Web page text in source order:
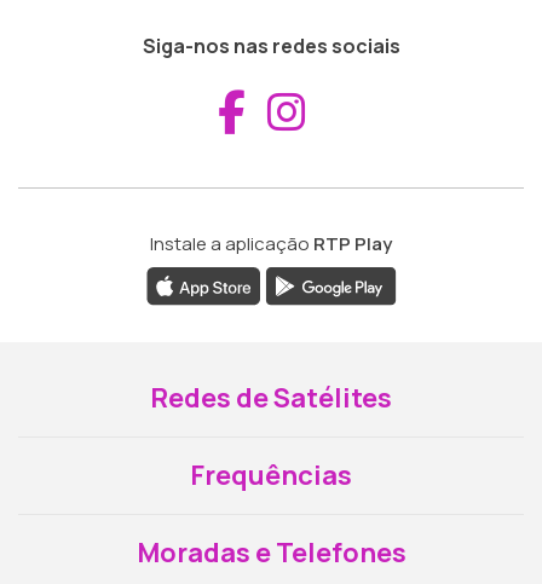
Siga-nos nas redes sociais
Aceder ao
Instale a aplicação RTP Play
Redes de Satélites
Frequências
Moradas e Telefones